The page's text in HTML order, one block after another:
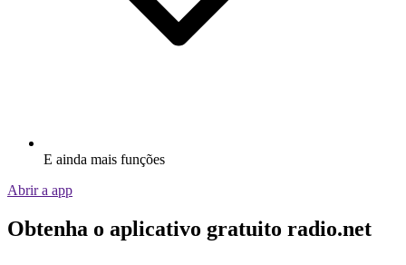
E ainda mais funções
Abrir a app
Obtenha o aplicativo gratuito radio.net